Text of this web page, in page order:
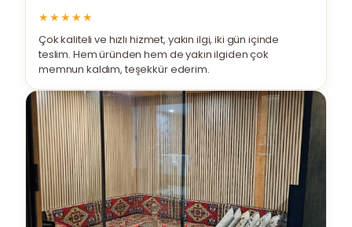
★★★★★
Çok kaliteli ve hızlı hizmet, yakın ilgi, iki gün içinde
teslim. Hem üründen hem de yakın ilgiden çok
memnun kaldım, teşekkür ederim.